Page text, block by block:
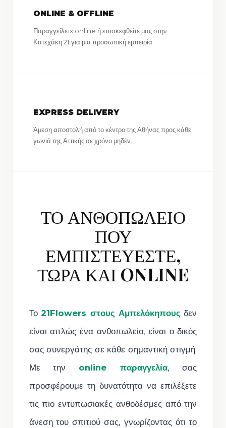
ONLINE & OFFLINE
Παραγγείλετε online ή επισκεφθείτε μας στην
Κατεχάκη 21 για μια προσωπική εμπειρία.
EXPRESS DELIVERY
Άμεση αποστολή από το κέντρο της Αθήνας προς κάθε
γωνιά της Αττικής σε χρόνο μηδέν.
ΤΟ ΑΝΘΟΠΩΛΕΙΟ
ΠΟΥ
ΕΜΠΙΣΤΕΥΕΣΤΕ,
ΤΩΡΑ ΚΑΙ ONLINE
Το21Flowers στους Αμπελόκηπους δεν
είναι απλώς ένα ανθοπωλείο, είναι ο δικός
σας συνεργάτης σε κάθε σημαντική στιγμή.
Με την online παραγγελία, σας
προσφέρουμε τη δυνατότητα να επιλέξετε
τις πιο εντυπωσιακές ανθοδέσμες από την
άνεση του σπιτιού σας, γνωρίζοντας ότι το